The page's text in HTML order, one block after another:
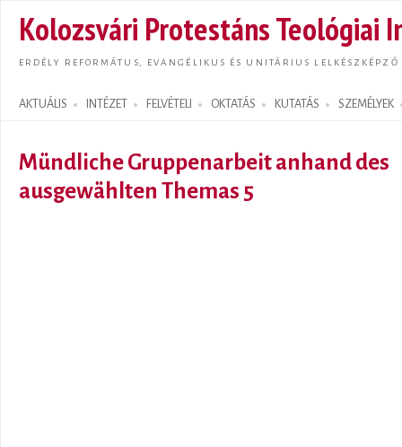
Kolozsvári Protestáns Teológiai
ERDÉLY REFORMÁTUS, EVANGÉLIKUS ÉS UNITÁRIUS LELKÉSZKÉPZŐ
AKTUÁLIS INTÉZET FELVÉTELI OKTATÁS KUTATÁS SZEMÉLYEK
Search form
Mündliche Gruppenarbeit anhand des
ausgewählten Themas 5